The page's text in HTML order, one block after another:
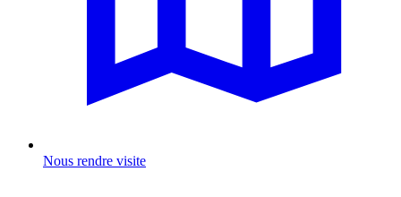
Nous rendre visite